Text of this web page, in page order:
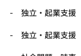
独立・起業支援
独立・起業支援